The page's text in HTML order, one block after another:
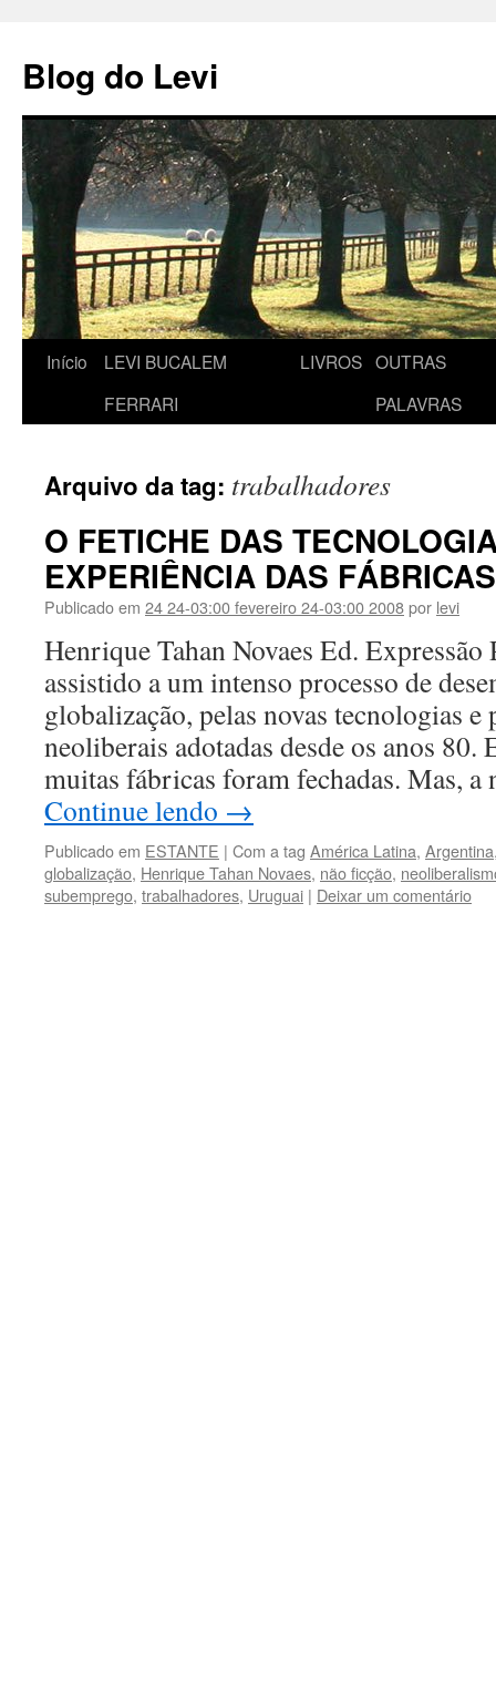
conteúdo
Blog do Levi
Início
LEVI BUCALEM
FERRARI
LIVROS OUTRAS
PALAVRAS
Arquivo da tag: trabalhadores
O FETICHE DAS
EXPERIÊNCIA DAS
Publicado em 24 24-03:00 fevereiro 24-03:00 2008por levi
Henrique Tahan Novaes Ed. Expressão
assistido a um intenso processo de
globalização, pelas novas tecnologias e
neoliberais adotadas desde os anos 80.
muitas fábricas foram fechadas. Mas,
Continue lendo →
Publicado em ESTANTE | Com a tag América Latina, Argentina
globalização, Henrique Tahan Novaes, não ficção,
subemprego, trabalhadores, Uruguai | Deixar um comentário